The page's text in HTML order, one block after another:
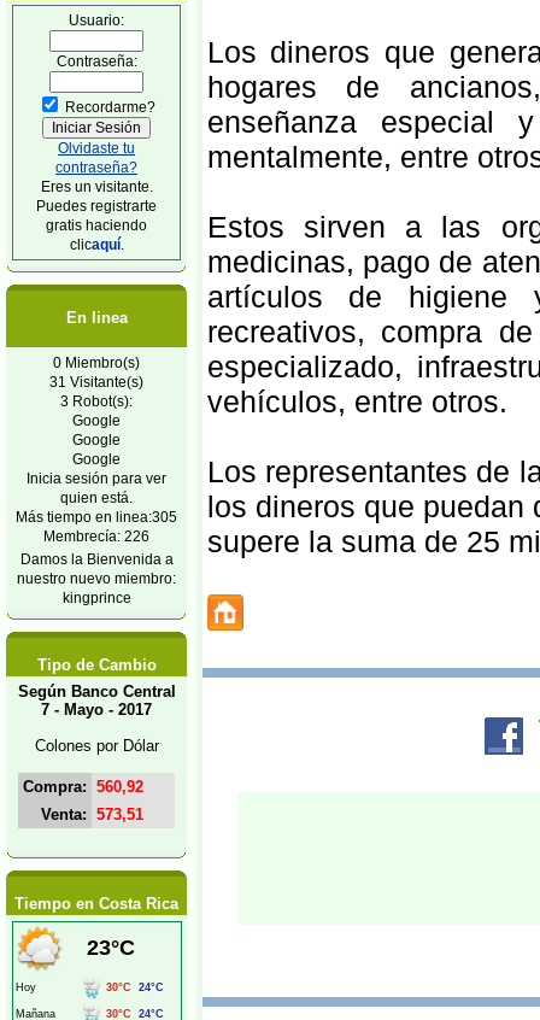
Usuario:
Contraseña:
Recordarme?
Olvidaste tu
contraseña?
Eres un visitante.
Puedes registrarte
gratis haciendo
clicaquí.
En linea
0 Miembro(s)
31 Visitante(s)
3 Robot(s):
Google
Google
Google
Inicia sesión para ver
quien está.
Más tiempo en linea:305
Membrecía: 226
Damos la Bienvenida a
nuestro nuevo miembro:
kingprince
Tipo de Cambio
Según Banco Central
7 - Mayo - 2017
Colones por Dólar
Compra: 560,92
Venta: 573,51
Tiempo en Costa Rica
Los dineros que
hogares de
enseñanza especial
mentalmente, entre
Estos sirven a las
medicinas, pago de
artículos de higiene
recreativos, compra
especializado,
vehículos, entre otros.
Los representantes de
los dineros que puedan
supere la suma de 25